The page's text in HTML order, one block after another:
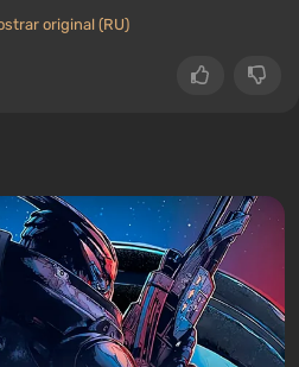
original (RU)